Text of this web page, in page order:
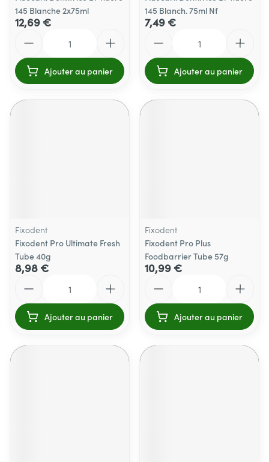
145 Blanche 2x75ml
12,69 €
Ajouter au panier
145 Blanch. 75ml Nf
7,49 €
Ajouter au panier
Fixodent
Fixodent Pro Ultimate Fresh
Tube 40g
8,98 €
Ajouter au panier
Fixodent
Fixodent Pro Plus
Foodbarrier Tube 57g
10,99 €
Ajouter au panier